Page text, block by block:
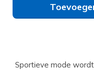
Sportieve mode